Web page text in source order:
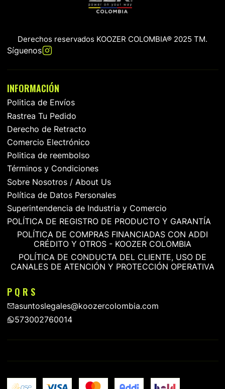
Derechos reservados KOOZER COLOMBIA® 2025 TM.
Síguenos
INFORMACIÓN
Politica de Envíos
Rastrea Tu Pedido
Derecho de Retracto
Comercio Electrónico
Politica de reembolso
Términos y Condiciones
Sobre Nosotros / About Us
Política de Datos Personales
Superintendencia de Industria y Comercio
POLÍTICA DE REGISTRO DE PRODUCTO Y GARANTÍA
POLÍTICA DE COMPRAS FINANCIADAS CON ADDI
CRÉDITO Y OTROS - KOOZER COLOMBIA
POLÍTICA DE CONDUCTA DEL CLIENTE, USO DE
CANALES DE ATENCIÓN Y PROTECCIÓN OPERATIVA
P Q R S
asuntoslegales@koozercolombia.com
573002760014